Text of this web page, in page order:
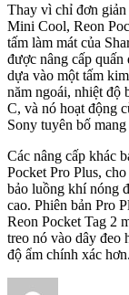
Thay vì chỉ đơn
Mini Cool, Reon
tấm làm mát của
được nâng cấp
dựa vào một tấm
năm ngoái, nhiệt độ
C, và nó hoạt động
Sony tuyên bố
Các nâng cấp khác
Pocket Pro Plus,
bảo luồng khí nóng
cao. Phiên bản Pro
Reon Pocket Tag 2
treo nó vào dây đeo
độ ẩm chính xác hơn.